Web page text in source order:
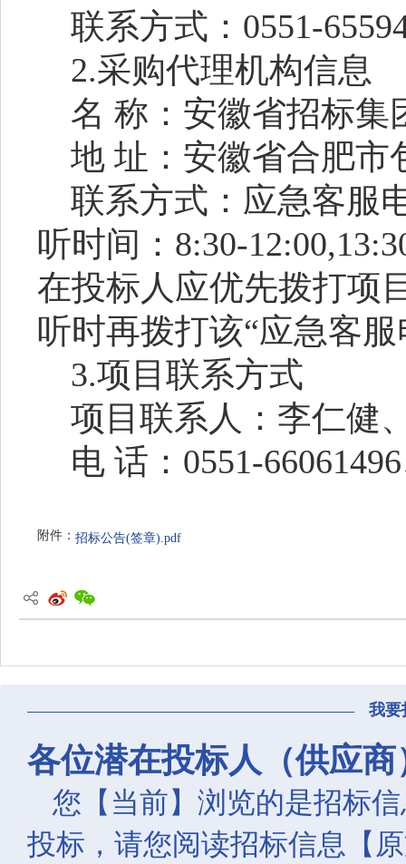
联系方式： 0551-
2.采购代理机构信息
名 称：安徽省招标集
地 址：安徽省合肥市
联系方式： 应急客服
听时间：8:30-
在投标人应优先拨打项
听时再拨打该“应急客服
3.项目联系方式
项目联系人：李仁健
电 话： 0551-660614
附件： 招标公告(签章).pdf
我要
各位潜在投标人（供应商
您【当前】浏览的是招标
投标，请您阅读招标信息【